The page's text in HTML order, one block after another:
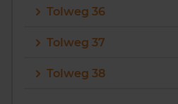
Tolweg 36
Tolweg 37
Tolweg 38